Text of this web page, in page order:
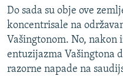
Do sada su obje ove
koncentrisale na
Vašingtonom. No, nakon
entuzijazma Vašingtona
razorne napade na